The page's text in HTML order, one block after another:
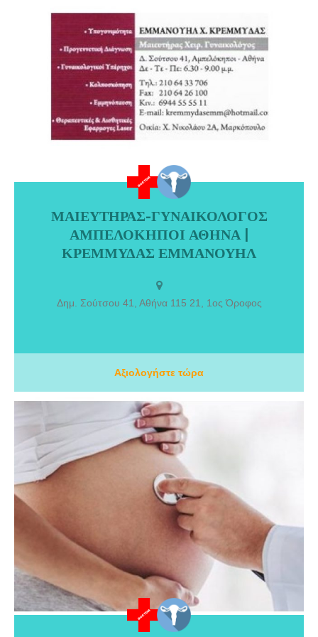
ΜΑΙΕΥΤΗΡΑΣ-ΓΥΝΑΙΚΟΛΟΓΟΣ ΑΜΠΕΛΟΚΗΠΟΙ ΑΘΗΝΑ |
ΚΡΕΜΜΥΔΑΣ ΕΜΜΑΝΟΥΗΛ. ΥΠΟΓΟΝΙΜΟΤΗΤΑ, ΠΡΟΓΕΝΝΕΤΙΚΗ
ΔΙΑΓΝΩΣΗ, ΓΥΝΑΙΚΟΛΟΓΙΚΟΙ ΥΠΕΡΗΧΟΙ, ΚΟΛΠΟΣΚΟΠΗΣΗ,
ΜΑΙΕΥΤΗΡΑΣ-ΓΥΝΑΙΚΟΛΟΓΟΣ
ΑΜΠΕΛΟΚΗΠΟΙ ΑΘΗΝΑ |
ΚΡΕΜΜΥΔΑΣ ΕΜΜΑΝΟΥΗΛ
Δημ. Σούτσου 41, Αθήνα 115 21, 1ος Όροφος
Αξιολογήστε τώρα